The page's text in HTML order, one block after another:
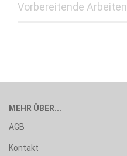
Vorbereitende Arbeiten
MEHR ÜBER...
AGB
Kontakt